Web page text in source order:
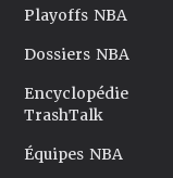
Playoffs NBA
Dossiers NBA
Encyclopédie
TrashTalk
Équipes NBA